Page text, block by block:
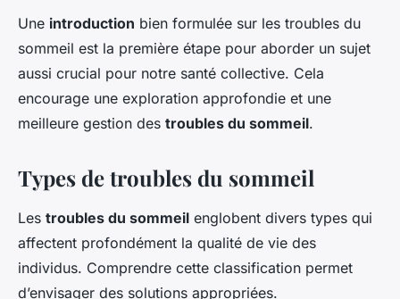
Une introduction bien formulée sur les troubles du
sommeil est la première étape pour aborder un sujet
aussi crucial pour notre santé collective. Cela
encourage une exploration approfondie et une
meilleure gestion des troubles du sommeil.
Types de troubles du sommeil
Les troubles du sommeil englobent divers types qui
affectent profondément la qualité de vie des
individus. Comprendre cette classification permet
d’envisager des solutions appropriées.